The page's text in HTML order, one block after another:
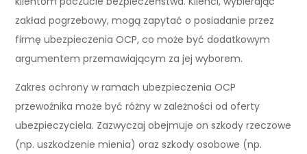
zakład pogrzebowy, mogą zapytać o posiadanie przez
firmę ubezpieczenia OCP, co może być dodatkowym
argumentem przemawiającym za jej wyborem.
Zakres ochrony w ramach ubezpieczenia OCP
przewoźnika może być różny w zależności od oferty
ubezpieczyciela. Zazwyczaj obejmuje on szkody rzeczowe
(np. uszkodzenie mienia) oraz szkody osobowe (np.